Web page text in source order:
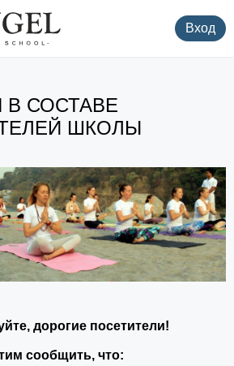
Вход
СОСТАВЕ
ШКОЛЫ
дорогие посетители!
сообщить, что: